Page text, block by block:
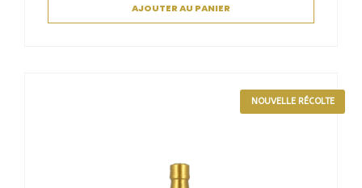
AJOUTER AU PANIER
NOUVELLE RÉCOLTE